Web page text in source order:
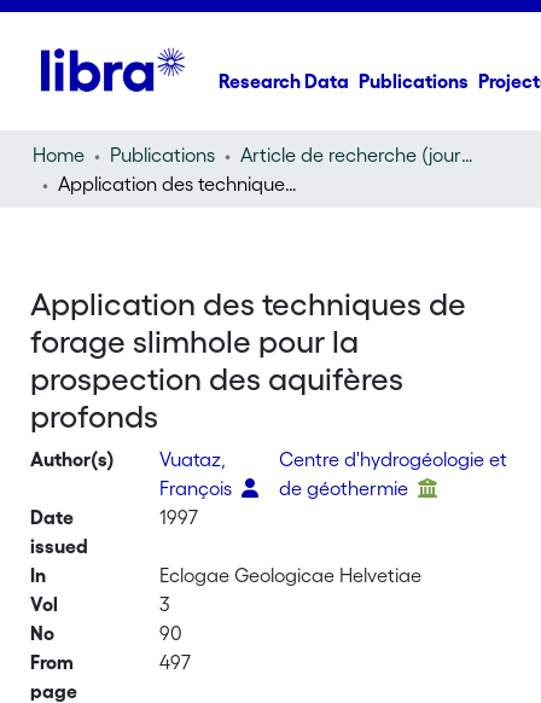
Research Data Publications
Home Publications
Article de recherche (journal article)
Application des techniques de forage slimhole pour la prospection des aquifères profonds
Application des techniques de
forage slimhole pour la
prospection des aquifères
profonds
Author(s)
Vuataz,
François
Centre d'hydrogéologie et
de géothermie
Date
issued
1997
In
Eclogae Geologicae Helvetiae
Vol
3
No
90
From
page
497